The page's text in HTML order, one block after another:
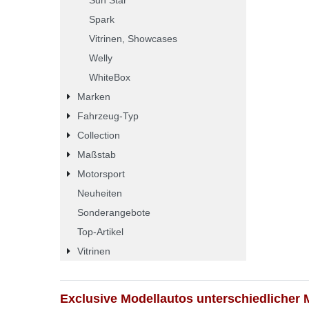
Spark
Vitrinen, Showcases
Welly
WhiteBox
Marken
Fahrzeug-Typ
Collection
Maßstab
Motorsport
Neuheiten
Sonderangebote
Top-Artikel
Vitrinen
Exclusive Modellautos unterschiedlicher